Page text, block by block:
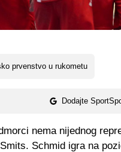
prvenstvo u rukometu
Dodajte
nema nijednog
Schmid igra na